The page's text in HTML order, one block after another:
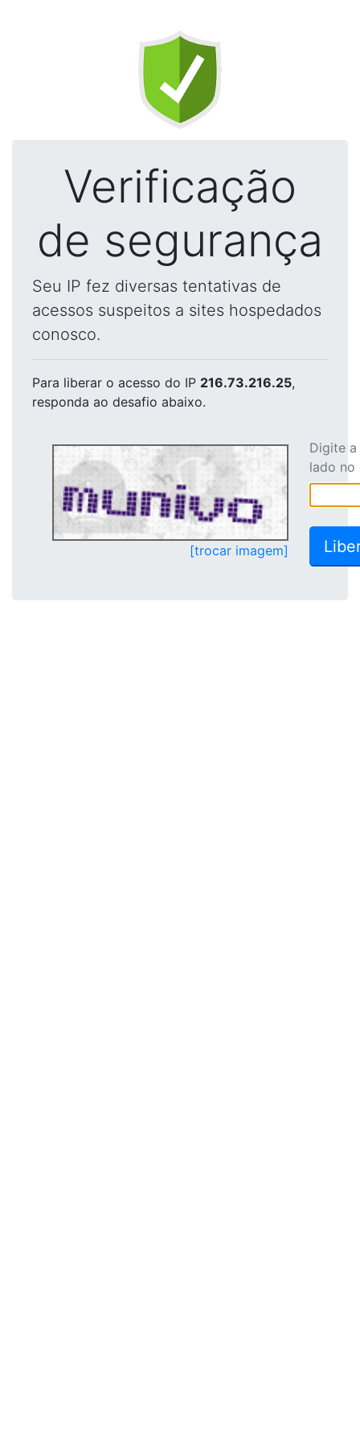
Verificação
de segurança
Seu IP fez diversas tentativas de
acessos suspeitos a sites hospedados
conosco.
Para liberar o acesso do IP 216.73.216.25,
responda ao desafio abaixo.
[trocar imagem]
Digite
lado no